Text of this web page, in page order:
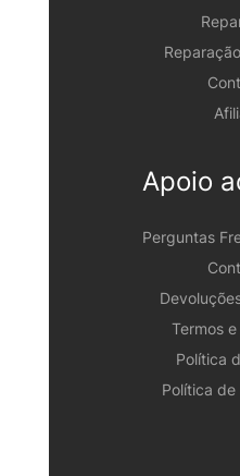
Apoio
Perguntas
Termos
Política
Política